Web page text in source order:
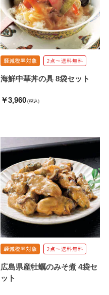
海鮮中華丼の具 8袋セット
￥3,960 (税込)
広島県産牡蠣のみそ煮 4袋セ
ット